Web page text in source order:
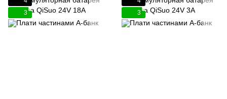
3
3